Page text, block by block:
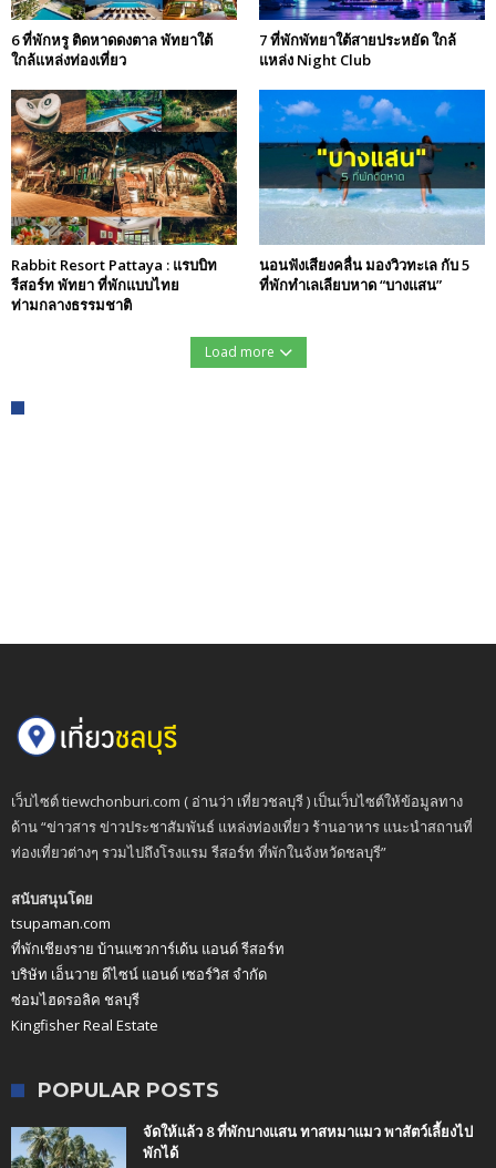
6 ที่พักหรู ติดหาดดงตาล พัทยาใต้
ใกล้แหล่งท่องเที่ยว
7 ที่พักพัทยาใต้สายประหยัด ใกล้
แหล่ง Night Club
Rabbit Resort Pattaya : แรบบิท
รีสอร์ท พัทยา ที่พักแบบไทย
ท่ามกลางธรรมชาติ
นอนฟังเสียงคลื่น มองวิวทะเล กับ 5
ที่พักทำเลเลียบหาด “บางแสน”
Load more
เว็บไซต์ tiewchonburi.com ( อ่านว่า เที่ยวชลบุรี ) เป็นเว็บไซต์ให้ข้อมูลทาง
ด้าน “ข่าวสาร ข่าวประชาสัมพันธ์ แหล่งท่องเที่ยว ร้านอาหาร แนะนำสถานที่
ท่องเที่ยวต่างๆ รวมไปถึงโรงแรม รีสอร์ท ที่พักในจังหวัดชลบุรี”
สนับสนุนโดย
tsupaman.com
ที่พักเชียงราย บ้านแซวการ์เด้น แอนด์ รีสอร์ท
บริษัท เอ็นวาย ดีไซน์ แอนด์ เซอร์วิส จำกัด
ซ่อมไฮดรอลิค ชลบุรี
Kingfisher Real Estate
POPULAR POSTS
จัดให้แล้ว 8 ที่พักบางแสน ทาสหมาแมว พาสัตว์เลี้ยงไป
พักได้